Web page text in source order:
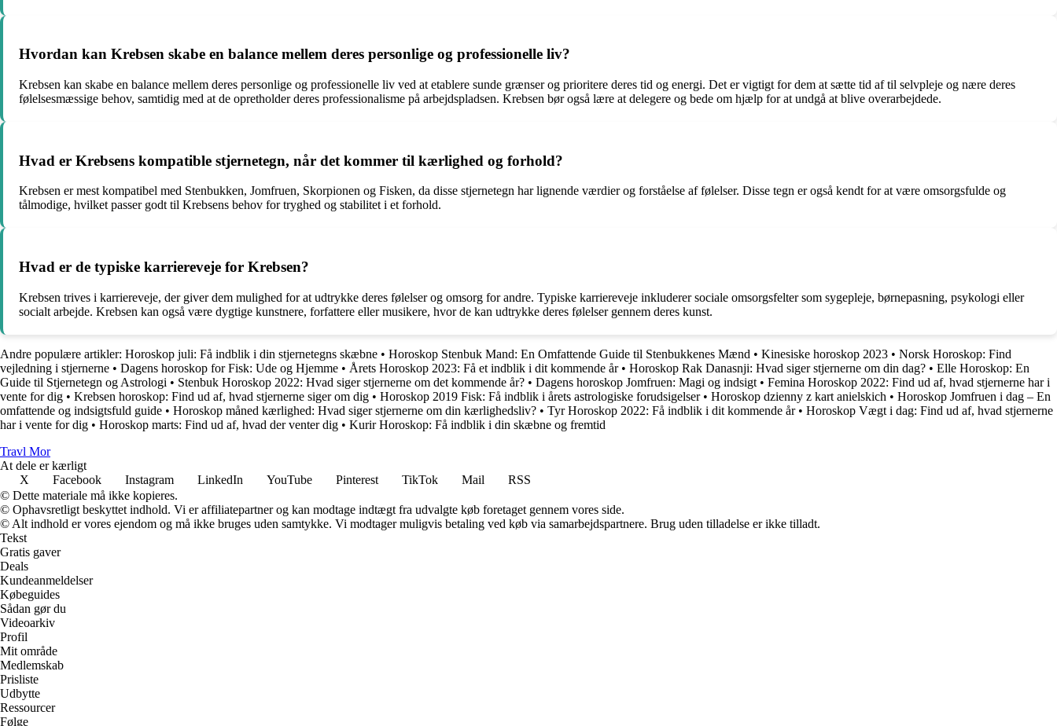
Hvordan kan Krebsen skabe en balance mellem deres personlige og professionelle liv?
Krebsen kan skabe en balance mellem deres personlige og professionelle liv ved at etablere sunde grænser og prioritere deres tid og energi. Det er vigtigt for dem at sætte tid af til selvpleje og nære deres
følelsesmæssige behov, samtidig med at de opretholder deres professionalisme på arbejdspladsen. Krebsen bør også lære at delegere og bede om hjælp for at undgå at blive overarbejdede.
Hvad er Krebsens kompatible stjernetegn, når det kommer til kærlighed og forhold?
Krebsen er mest kompatibel med Stenbukken, Jomfruen, Skorpionen og Fisken, da disse stjernetegn har lignende værdier og forståelse af følelser. Disse tegn er også kendt for at være omsorgsfulde og
tålmodige, hvilket passer godt til Krebsens behov for tryghed og stabilitet i et forhold.
Hvad er de typiske karriereveje for Krebsen?
Krebsen trives i karriereveje, der giver dem mulighed for at udtrykke deres følelser og omsorg for andre. Typiske karriereveje inkluderer sociale omsorgsfelter som sygepleje, børnepasning, psykologi eller
socialt arbejde. Krebsen kan også være dygtige kunstnere, forfattere eller musikere, hvor de kan udtrykke deres følelser gennem deres kunst.
Andre populære artikler: Horoskop juli: Få indblik i din stjernetegns skæbne • Horoskop Stenbuk Mand: En Omfattende Guide til Stenbukkenes Mænd • Kinesiske horoskop 2023 • Norsk Horoskop: Find
vejledning i stjernerne • Dagens horoskop for Fisk: Ude og Hjemme • Årets Horoskop 2023: Få et indblik i dit kommende år• Horoskop Rak Danasnji: Hvad siger stjernerne om din dag? • Elle Horoskop: En
Guide til Stjernetegn og Astrologi • Stenbuk Horoskop 2022: Hvad siger stjernerne om det kommende år? • Dagens horoskop Jomfruen: Magi og indsigt • Femina Horoskop 2022: Find ud af, hvad stjernerne har i
vente for dig • Krebsen horoskop: Find ud af, hvad stjernerne siger om dig • Horoskop 2019 Fisk: Få indblik i årets astrologiske forudsigelser• Horoskop dzienny z kart anielskich • Horoskop Jomfruen i dag – En
omfattende og indsigtsfuld guide • Horoskop måned kærlighed: Hvad siger stjernerne om din kærlighedsliv? • Tyr Horoskop 2022: Få indblik i dit kommende år• Horoskop Vægt i dag: Find ud af, hvad stjernerne
har i vente for dig • Horoskop marts: Find ud af, hvad der venter dig • Kurir Horoskop: Få indblik i din skæbne og fremtid
Travl Mor
At dele er kærligt
X
Facebook Instagram LinkedIn YouTube Pinterest TikTok Mail
RSS
© Dette materiale må ikke kopieres.
© Ophavsretligt beskyttet indhold. Vi er affiliatepartner og kan modtage indtægt fra udvalgte køb foretaget gennem vores side.
© Alt indhold er vores ejendom og må ikke bruges uden samtykke. Vi modtager muligvis betaling ved køb via samarbejdspartnere. Brug uden tilladelse er ikke tilladt.
Tekst
Gratis gaver
Deals
Kundeanmeldelser
Købeguides
Sådan gør du
Videoarkiv
Profil
Mit område
Medlemskab
Prisliste
Udbytte
Ressourcer
Følge